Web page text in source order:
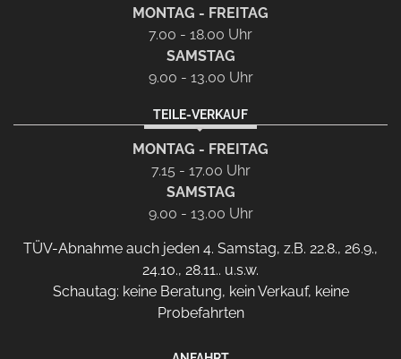
MONTAG - FREITAG
7.00 - 18.00 Uhr
SAMSTAG
9.00 - 13.00 Uhr
TEILE-VERKAUF
MONTAG - FREITAG
7.15 - 17.00 Uhr
SAMSTAG
9.00 - 13.00 Uhr
TÜV-Abnahme auch jeden 4. Samstag, z.B. 22.8., 26.9.,
24.10., 28.11.. u.s.w.
Schautag: keine Beratung, kein Verkauf, keine
Probefahrten